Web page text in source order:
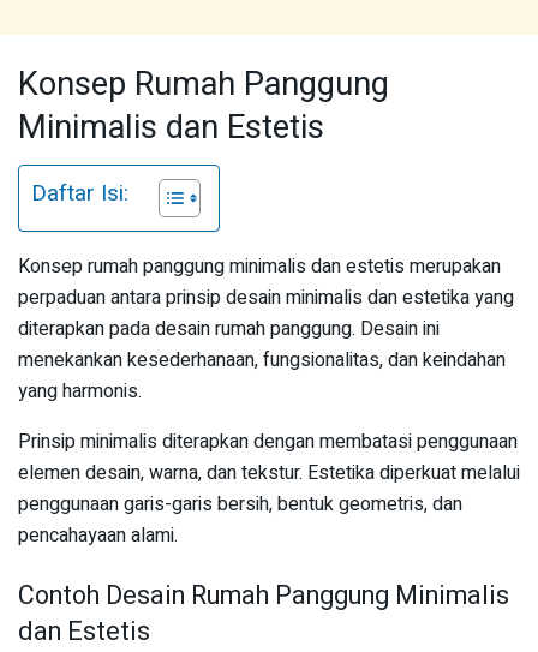
Konsep Rumah Panggung
Minimalis dan Estetis
Daftar Isi:
Konsep rumah panggung minimalis dan estetis merupakan
perpaduan antara prinsip desain minimalis dan estetika yang
diterapkan pada desain rumah panggung. Desain ini
menekankan kesederhanaan, fungsionalitas, dan keindahan
yang harmonis.
Prinsip minimalis diterapkan dengan membatasi penggunaan
elemen desain, warna, dan tekstur. Estetika diperkuat melalui
penggunaan garis-garis bersih, bentuk geometris, dan
pencahayaan alami.
Contoh Desain Rumah Panggung Minimalis
dan Estetis